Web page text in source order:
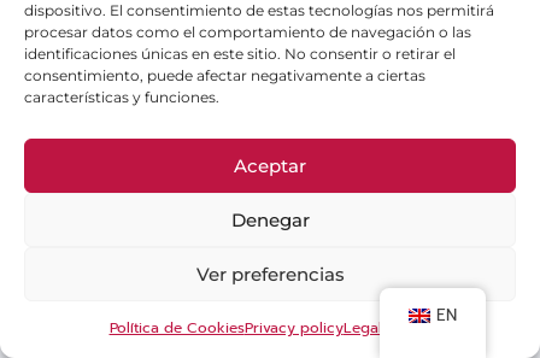
dispositivo. El consentimiento de estas tecnologías nos permitirá
procesar datos como el comportamiento de navegación o las
identificaciones únicas en este sitio. No consentir o retirar el
consentimiento, puede afectar negativamente a ciertas
características y funciones.
Aceptar
Denegar
Ver preferencias
Política de CookiesPrivacy policyLegal Notice
profit organization composed of parents of large
families, as you are.
Contact
EN